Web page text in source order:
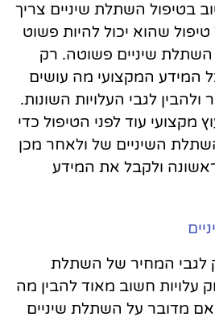
בטיפול השתלת שיניים צריך
שהוא יכול להיות פשוט
שיניים פשוטה. רק
המידע המקצועי מה עושים
ולהבין לגבי העלויות השונות.
מקצועי עוד לפני הטיפול כדי
השיניים של ולאחר מכן
ולקבל את המידע
לגבי המחיר של השתלת
עלויות חשוב מאוד להבין מה
מדובר על השתלת שיניים